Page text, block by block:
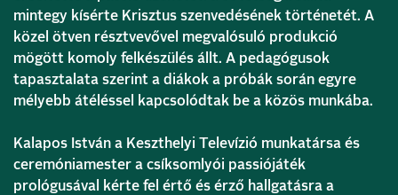
mintegy kísérte Krisztus szenvedésének történetét. A
közel ötven résztvevővel megvalósuló produkció
mögött komoly felkészülés állt. A pedagógusok
tapasztalata szerint a diákok a próbák során egyre
mélyebb átéléssel kapcsolódtak be a közös munkába.
Kalapos István a Keszthelyi Televízió munkatársa és
ceremóniamester a csíksomlyói passiójáték
prológusával kérte fel értő és érző hallgatásra a